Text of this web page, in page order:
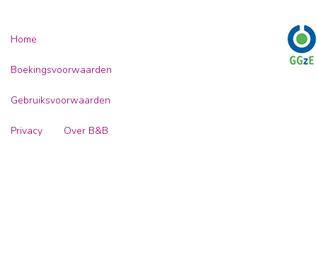
Home
Boekingsvoorwaarden
Gebruiksvoorwaarden
Privacy Over B&B